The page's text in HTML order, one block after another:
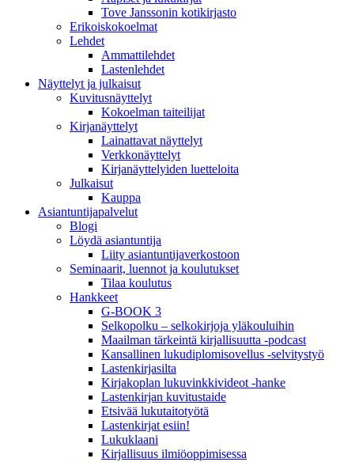
Tove Janssonin kotikirjasto
Erikoiskokoelmat
Lehdet
Ammattilehdet
Lastenlehdet
Näyttelyt ja julkaisut
Kuvitusnäyttelyt
Kokoelman taiteilijat
Kirjanäyttelyt
Lainattavat näyttelyt
Verkkonäyttelyt
Kirjanäyttelyiden luetteloita
Julkaisut
Kauppa
Asiantuntija­palvelut
Blogi
Löydä asiantuntija
Liity asiantuntijaverkostoon
Seminaarit, luennot ja koulutukset
Tilaa koulutus
Hankkeet
G-BOOK 3
Selkopolku – selkokirjoja yläkouluihin
Maailman tärkeintä kirjallisuutta -podcast
Kansallinen lukudiplomisovellus -selvitystyö
Lastenkirjasilta
Kirjakoplan lukuvinkkivideot -hanke
Lastenkirjan kuvitustaide
Etsivää lukutaitotyötä
Lastenkirjat esiin!
Lukuklaani
Kirjallisuus ilmiöoppimisessa